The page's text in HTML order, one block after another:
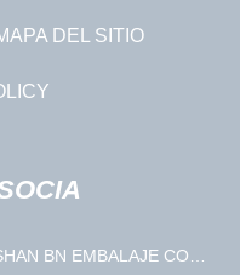
DEL SITIO
CO.,